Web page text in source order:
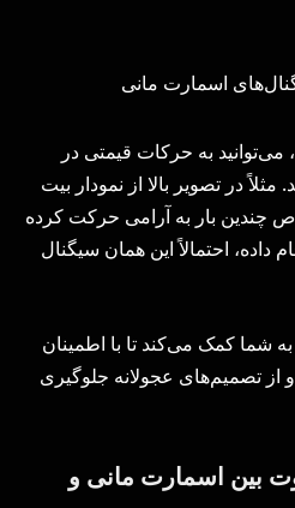
می‌توانید به حرکات قیمتی در
مثلاً در تصویر بالا از نمودار بیت
چندین بار به آرامی حرکت کرده
احتمالاً این همان سیگنال
شما کمک می‌کند تا با اطمینان
از تصمیم‌های عجولانه جلوگیری
بین اسمارت مانی و